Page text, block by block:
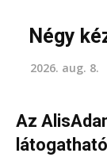
Négy
2026. aug. 8.
Az